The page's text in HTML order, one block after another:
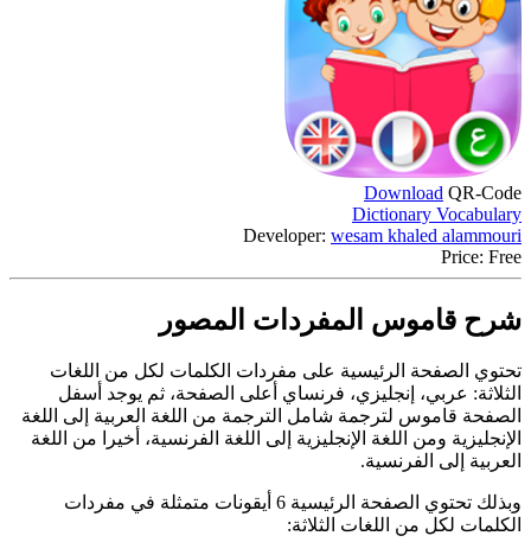
Download QR-Code
Dictionary Vocabulary
Developer: wesam khaled alammouri
Price: Free
شرح قاموس المفردات المصور
تحتوي الصفحة الرئيسية على مفردات الكلمات لكل من اللغات
الثلاثة: عربي، إنجليزي، فرنساي أعلى الصفحة، ثم يوجد أسفل
الصفحة قاموس لترجمة شامل الترجمة من اللغة العربية إلى اللغة
الإنجليزية ومن اللغة الإنجليزية إلى اللغة الفرنسية، أخيرا من اللغة
العربية إلى الفرنسية.
وبذلك تحتوي الصفحة الرئيسية 6 أيقونات متمثلة في مفردات
الكلمات لكل من اللغات الثلاثة: